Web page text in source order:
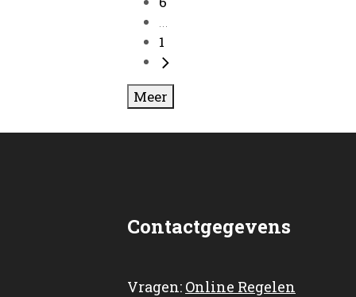
...
1
Meer
Contactgegevens
Vragen: Online Regelen